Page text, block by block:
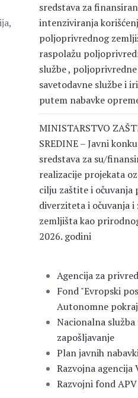
sredstava za
intenziviranja
poljoprivrednog
raspolažu
službe ,
savetodavne službe i
putem nabavke
MINISTARSTVO
SREDINE – Javni
sredstava za su/
realizacije projekata
cilju zaštite i očuvanja
diverziteta i očuvanja i
zemljišta kao
2026. godini
Agencija za
Fond "Evropski
Autonomne
Nacionalna služba
zapošljavanje
Plan javnih
Razvojna agencija
Razvojni fond APV